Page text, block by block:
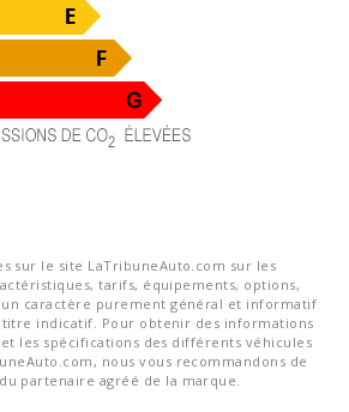
sur le site LaTribuneAuto.com sur les
tarifs, équipements, options,
un caractère purement général et informatif
titre indicatif. Pour obtenir des informations
les spécifications des différents véhicules
nous vous recommandons de
partenaire agréé de la marque.